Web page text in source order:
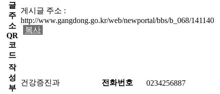
글
주
소
QR
코
드
게시글 주소 :
http://www.gangdong.go.kr/web/newportal/bbs/b_068/141140
복사
작
성
부
건강증진과 전화번호 0234256887